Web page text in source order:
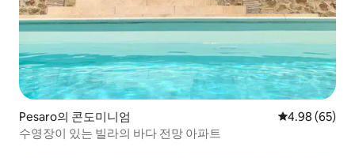
Pesaro의 콘도미니엄 평점 4.98점(5
4.98 (65)
수영장이 있는 빌라의 바다 전망 아파트